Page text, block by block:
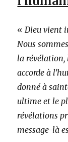
«Dieu vient
Nous
la révélation,
accorde à
donné à
ultime et le
révélations
message-là